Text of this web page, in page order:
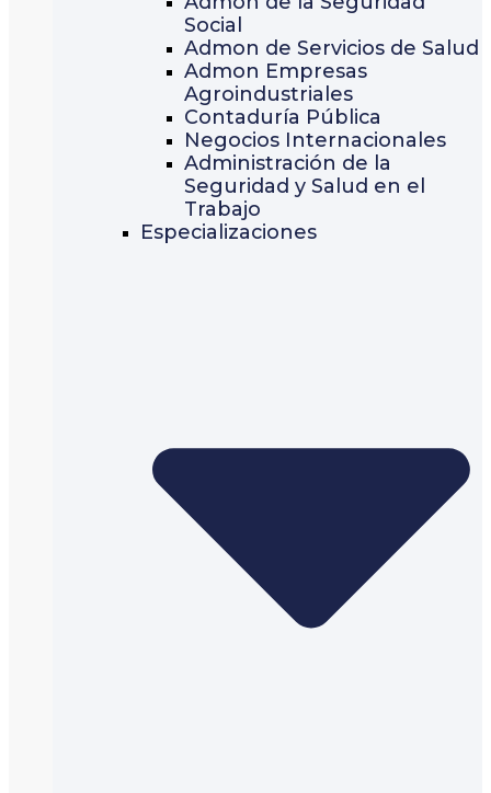
Social
Admon de Servicios de Salud
Admon Empresas
Agroindustriales
Contaduría Pública
Negocios Internacionales
Administración de la
Seguridad y Salud en el
Trabajo
Especializaciones